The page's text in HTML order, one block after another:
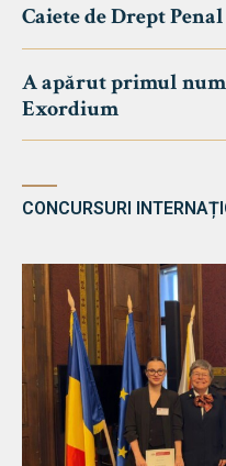
Caiete de Drept
A apărut primul
Exordium
CONCURSURI